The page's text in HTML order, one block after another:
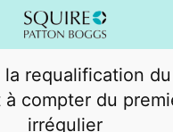
requalification
à compter du
irrégulier